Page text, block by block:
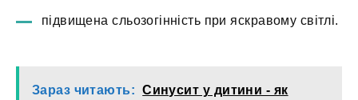
підвищена сльозогінність при яскравому світлі.
Зараз читають: Синусит у дитини - як